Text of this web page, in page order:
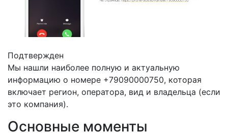
Подтвержден
Мы нашли наиболее полную и актуальную
информацию о номере +79090000750, которая
включает регион, оператора, вид и владельца (если
это компания).
Основные моменты